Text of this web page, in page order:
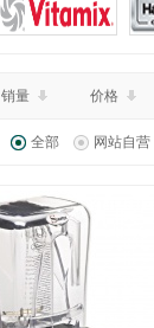
销量 价格
全部 网站自营